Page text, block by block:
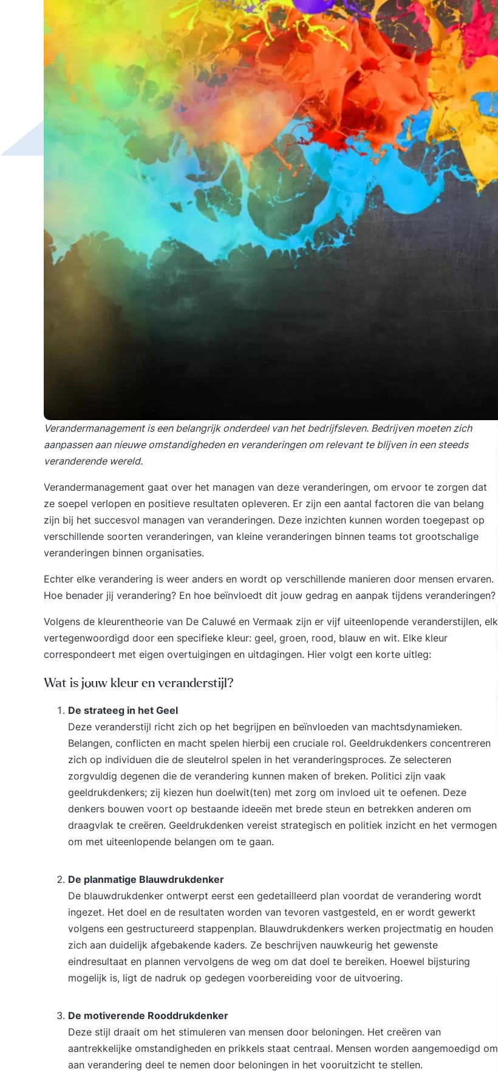
Verandermanagement is een belangrijk onderdeel van het bedrijfsleven. Bedrijven moeten zich
aanpassen aan nieuwe omstandigheden en veranderingen om relevant te blijven in een steeds
veranderende wereld.
Verandermanagement gaat over het managen van deze veranderingen, om ervoor te zorgen dat
ze soepel verlopen en positieve resultaten opleveren. Er zijn een aantal factoren die van belang
zijn bij het succesvol managen van veranderingen. Deze inzichten kunnen worden toegepast op
verschillende soorten veranderingen, van kleine veranderingen binnen teams tot grootschalige
veranderingen binnen organisaties.
Echter elke verandering is weer anders en wordt op verschillende manieren door mensen ervaren.
Hoe benader jij verandering? En hoe beïnvloedt dit jouw gedrag en aanpak tijdens veranderingen?
Volgens de kleurentheorie van De Caluwé en Vermaak zijn er vijf uiteenlopende veranderstijlen, elk
vertegenwoordigd door een specifieke kleur: geel, groen, rood, blauw en wit. Elke kleur
correspondeert met eigen overtuigingen en uitdagingen. Hier volgt een korte uitleg:
Wat is jouw kleur en veranderstijl?
De strateeg in het Geel
Deze veranderstijl richt zich op het begrijpen en beïnvloeden van machtsdynamieken.
Belangen, conflicten en macht spelen hierbij een cruciale rol. Geeldrukdenkers concentreren
zich op individuen die de sleutelrol spelen in het veranderingsproces. Ze selecteren
zorgvuldig degenen die de verandering kunnen maken of breken. Politici zijn vaak
geeldrukdenkers; zij kiezen hun doelwit(ten) met zorg om invloed uit te oefenen. Deze
denkers bouwen voort op bestaande ideeën met brede steun en betrekken anderen om
draagvlak te creëren. Geeldrukdenken vereist strategisch en politiek inzicht en het vermogen
om met uiteenlopende belangen om te gaan.
De planmatige Blauwdrukdenker
De blauwdrukdenker ontwerpt eerst een gedetailleerd plan voordat de verandering wordt
ingezet. Het doel en de resultaten worden van tevoren vastgesteld, en er wordt gewerkt
volgens een gestructureerd stappenplan. Blauwdrukdenkers werken projectmatig en houden
zich aan duidelijk afgebakende kaders. Ze beschrijven nauwkeurig het gewenste
eindresultaat en plannen vervolgens de weg om dat doel te bereiken. Hoewel bijsturing
mogelijk is, ligt de nadruk op gedegen voorbereiding voor de uitvoering.
De motiverende Rooddrukdenker
Deze stijl draait om het stimuleren van mensen door beloningen. Het creëren van
aantrekkelijke omstandigheden en prikkels staat centraal. Mensen worden aangemoedigd om
aan verandering deel te nemen door beloningen in het vooruitzicht te stellen.